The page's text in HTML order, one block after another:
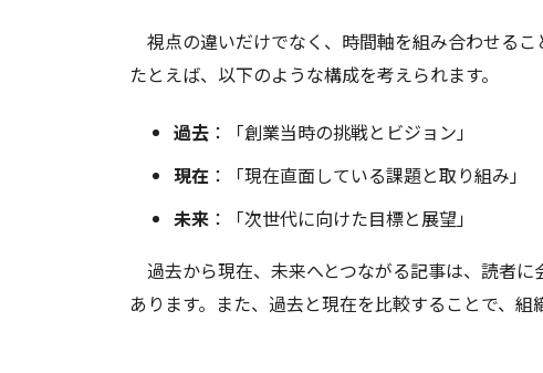
視点の違いだけでなく、時間軸を組み合わせるこ
たとえば、以下のような構成を考えられます。
過去 ：「創業当時の挑戦とビジョン」
現在 ：「現在直面している課題と取り組み」
未来 ：「次世代に向けた目標と展望」
過去から現在、未来へとつながる記事は、読者
あります。また、過去と現在を比較することで、組